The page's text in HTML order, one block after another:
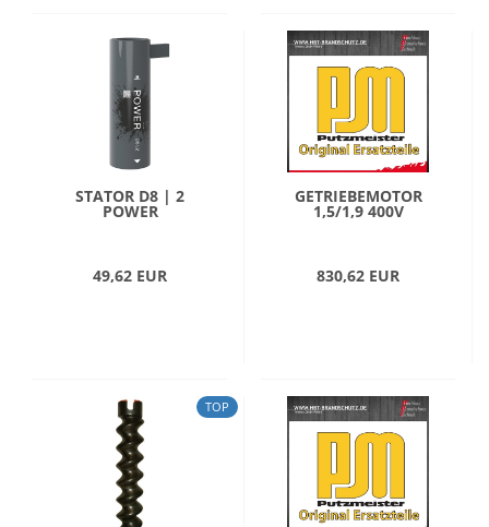
STATOR D8 | 2
POWER
49,62 EUR
GETRIEBEMOTOR
1,5/1,9 400V
830,62 EUR
TOP